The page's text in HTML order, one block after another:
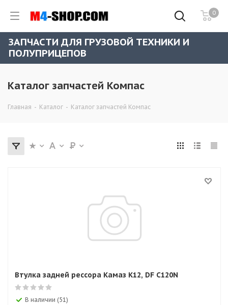
0
ЗАПЧАСТИ ДЛЯ ГРУЗОВОЙ ТЕХНИКИ И
ПОЛУПРИЦЕПОВ
Каталог запчастей Компас
Главная - Каталог - Каталог запчастей Компас
Втулка задней рессора Камаз К12, DF C120N
В наличии (51)